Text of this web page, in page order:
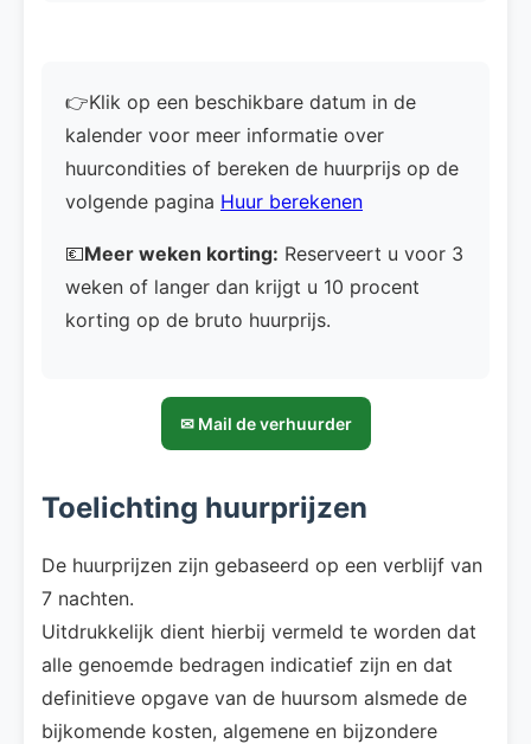
👉Klik op een beschikbare datum in de
kalender voor meer informatie over
huurcondities of bereken de huurprijs op de
volgende pagina Huur berekenen
💶Meer weken korting: Reserveert u voor 3
weken of langer dan krijgt u 10 procent
korting op de bruto huurprijs.
✉ Mail de verhuurder
Toelichting huurprijzen
De huurprijzen zijn gebaseerd op een verblijf van
7 nachten.
Uitdrukkelijk dient hierbij vermeld te worden dat
alle genoemde bedragen indicatief zijn en dat
definitieve opgave van de huursom alsmede de
bijkomende kosten, algemene en bijzondere